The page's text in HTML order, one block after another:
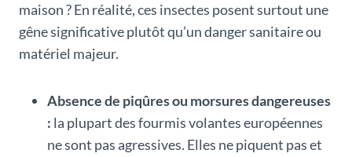
maison ? En réalité, ces insectes posent surtout une
gêne significative plutôt qu’un danger sanitaire ou
matériel majeur.
Absence de piqûres ou morsures dangereuses
: la plupart des fourmis volantes européennes
ne sont pas agressives. Elles ne piquent pas et